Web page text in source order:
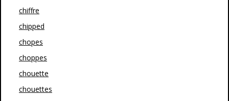
chiffre
chipped
chopes
choppes
chouette
chouettes